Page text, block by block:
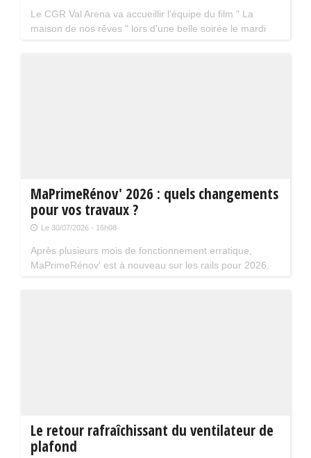
Le CGR Val Arena va accueillir l'équipe du film " La
maison de nos rêves " lors d'une belle soirée le mardi
MaPrimeRénov' 2026 : quels changements
pour vos travaux ?
Le 30/07/2026 - 16h08
Après plusieurs mois de fonctionnement erratique,
MaPrimeRénov' est à nouveau sur les rails pour 2026.
Le retour rafraîchissant du ventilateur de
plafond